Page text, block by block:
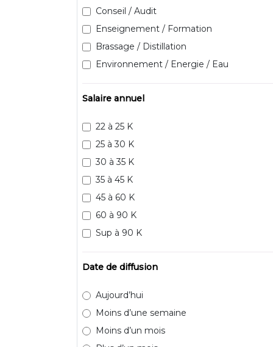
Conseil / Audit
Enseignement / Formation
Brassage / Distillation
Environnement / Energie / Eau
Salaire annuel
22 à 25 K
25 à 30 K
30 à 35 K
35 à 45 K
45 à 60 K
60 à 90 K
Sup à 90 K
Date de diffusion
Aujourd’hui
Moins d’une semaine
Moins d’un mois